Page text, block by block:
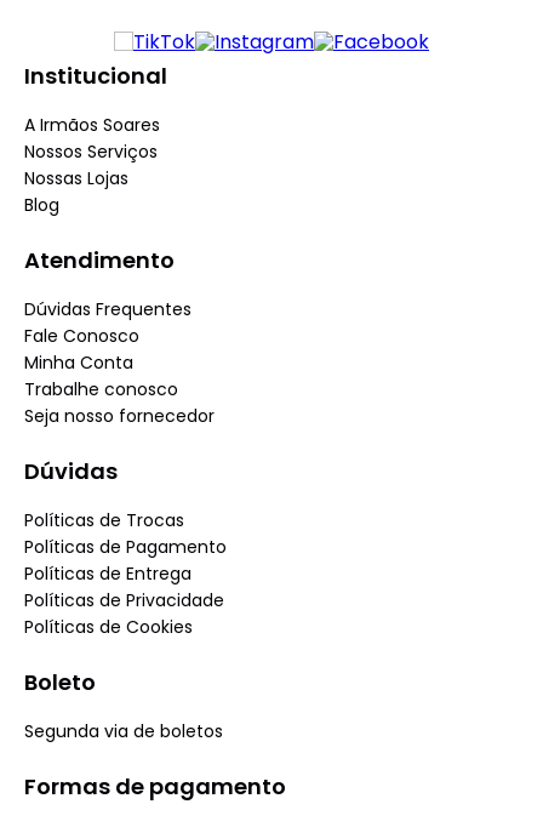
Institucional
A Irmãos Soares
Nossos Serviços
Nossas Lojas
Blog
Atendimento
Dúvidas Frequentes
Fale Conosco
Minha Conta
Trabalhe conosco
Seja nosso fornecedor
Dúvidas
Políticas de Trocas
Políticas de Pagamento
Políticas de Entrega
Políticas de Privacidade
Políticas de Cookies
Boleto
Segunda via de boletos
Formas de pagamento